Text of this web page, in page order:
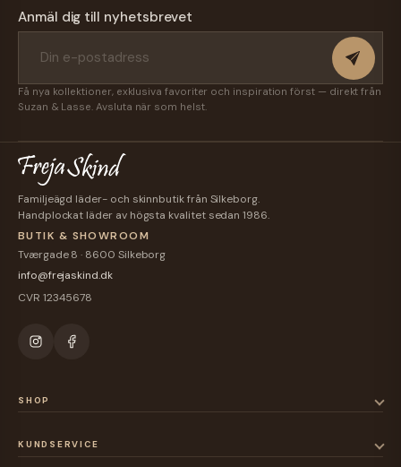
Anmäl dig till nyhetsbrevet
Få nya kollektioner, exklusiva favoriter och inspiration först — direkt från
Suzan & Lasse. Avsluta när som helst.
Familjeägd läder- och skinnbutik från Silkeborg.
Handplockat läder av högsta kvalitet sedan 1986.
BUTIK & SHOWROOM
Tværgade 8 · 8600 Silkeborg
info@frejaskind.dk
CVR 12345678
SHOP
KUNDSERVICE